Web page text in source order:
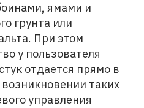
ямами и
грунта или
При этом
у пользователя
отдается прямо в
таких
управления